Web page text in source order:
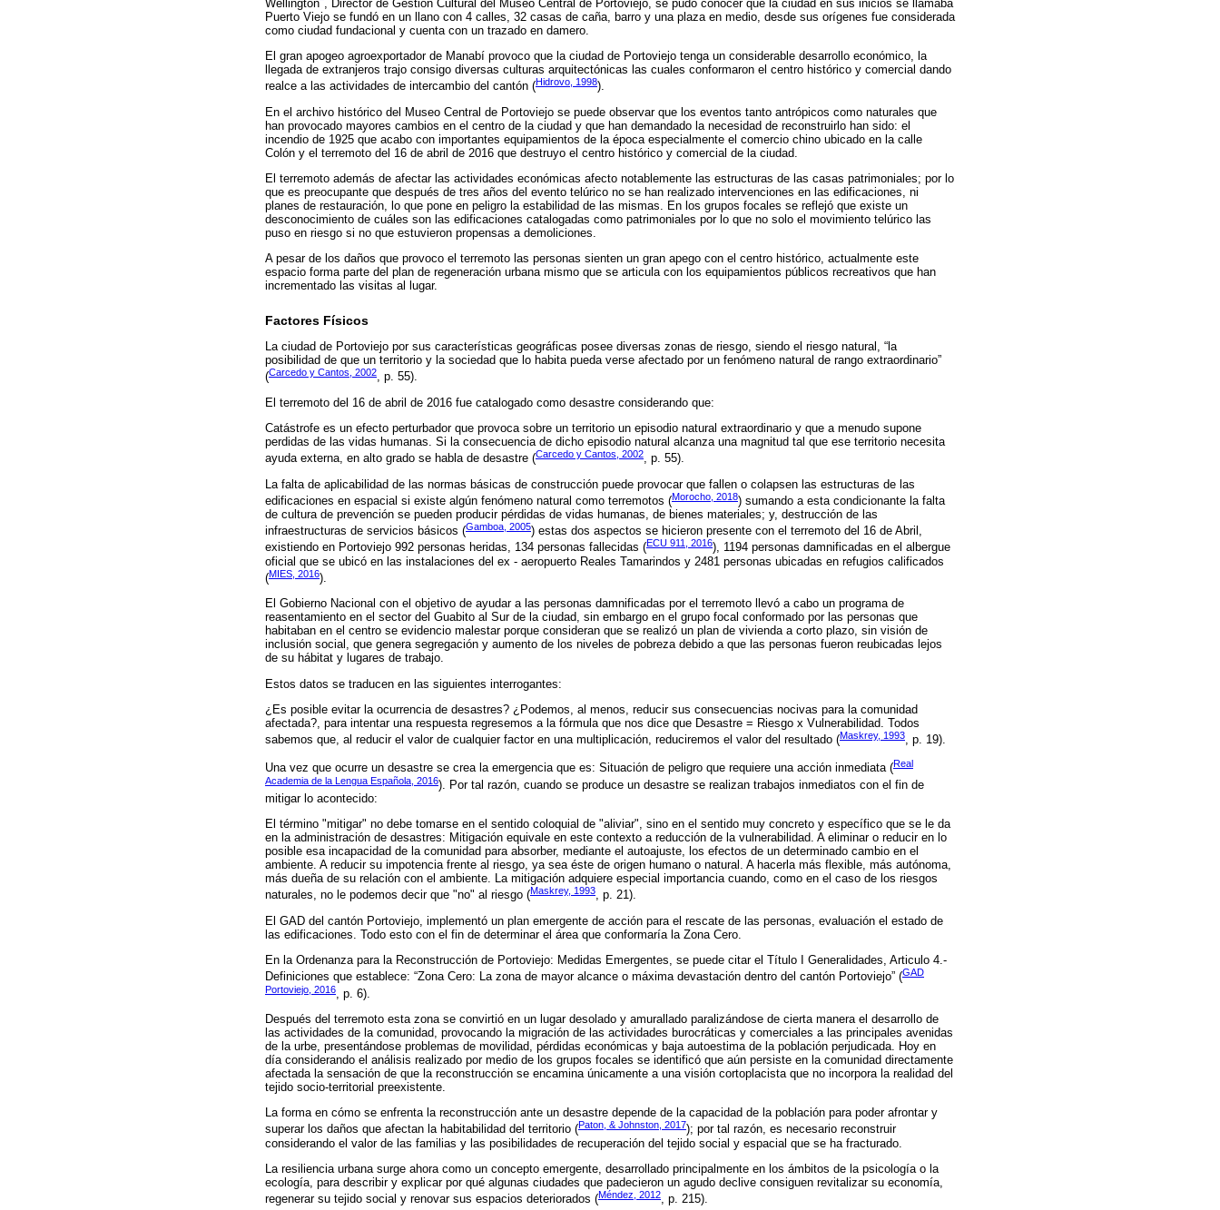
Wellington , Director de Gestión Cultural del Museo Central de Portoviejo, se pudo conocer que la ciudad en sus inicios se llamaba
Puerto Viejo se fundó en un llano con 4 calles, 32 casas de caña, barro y una plaza en medio, desde sus orígenes fue considerada
como ciudad fundacional y cuenta con un trazado en damero.
El gran apogeo agroexportador de Manabí provoco que la ciudad de Portoviejo tenga un considerable desarrollo económico, la
llegada de extranjeros trajo consigo diversas culturas arquitectónicas las cuales conformaron el centro histórico y comercial dando
realce a las actividades de intercambio del cantón (Hidrovo, 1998).
En el archivo histórico del Museo Central de Portoviejo se puede observar que los eventos tanto antrópicos como naturales que
han provocado mayores cambios en el centro de la ciudad y que han demandado la necesidad de reconstruirlo han sido: el
incendio de 1925 que acabo con importantes equipamientos de la época especialmente el comercio chino ubicado en la calle
Colón y el terremoto del 16 de abril de 2016 que destruyo el centro histórico y comercial de la ciudad.
El terremoto además de afectar las actividades económicas afecto notablemente las estructuras de las casas patrimoniales; por lo
que es preocupante que después de tres años del evento telúrico no se han realizado intervenciones en las edificaciones, ni
planes de restauración, lo que pone en peligro la estabilidad de las mismas. En los grupos focales se reflejó que existe un
desconocimiento de cuáles son las edificaciones catalogadas como patrimoniales por lo que no solo el movimiento telúrico las
puso en riesgo si no que estuvieron propensas a demoliciones.
A pesar de los daños que provoco el terremoto las personas sienten un gran apego con el centro histórico, actualmente este
espacio forma parte del plan de regeneración urbana mismo que se articula con los equipamientos públicos recreativos que han
incrementado las visitas al lugar.
Factores Físicos
La ciudad de Portoviejo por sus características geográficas posee diversas zonas de riesgo, siendo el riesgo natural, “la
posibilidad de que un territorio y la sociedad que lo habita pueda verse afectado por un fenómeno natural de rango extraordinario”
(Carcedo y Cantos, 2002, p. 55).
El terremoto del 16 de abril de 2016 fue catalogado como desastre considerando que:
Catástrofe es un efecto perturbador que provoca sobre un territorio un episodio natural extraordinario y que a menudo supone
perdidas de las vidas humanas. Si la consecuencia de dicho episodio natural alcanza una magnitud tal que ese territorio necesita
ayuda externa, en alto grado se habla de desastre (Carcedo y Cantos, 2002, p. 55).
La falta de aplicabilidad de las normas básicas de construcción puede provocar que fallen o colapsen las estructuras de las
edificaciones en espacial si existe algún fenómeno natural como terremotos (Morocho, 2018) sumando a esta condicionante la falta
de cultura de prevención se pueden producir pérdidas de vidas humanas, de bienes materiales; y, destrucción de las
infraestructuras de servicios básicos (Gamboa, 2005) estas dos aspectos se hicieron presente con el terremoto del 16 de Abril,
existiendo en Portoviejo 992 personas heridas, 134 personas fallecidas (ECU 911, 2016), 1194 personas damnificadas en el albergue
oficial que se ubicó en las instalaciones del ex - aeropuerto Reales Tamarindos y 2481 personas ubicadas en refugios calificados
(MIES, 2016).
El Gobierno Nacional con el objetivo de ayudar a las personas damnificadas por el terremoto llevó a cabo un programa de
reasentamiento en el sector del Guabito al Sur de la ciudad, sin embargo en el grupo focal conformado por las personas que
habitaban en el centro se evidencio malestar porque consideran que se realizó un plan de vivienda a corto plazo, sin visión de
inclusión social, que genera segregación y aumento de los niveles de pobreza debido a que las personas fueron reubicadas lejos
de su hábitat y lugares de trabajo.
Estos datos se traducen en las siguientes interrogantes:
¿Es posible evitar la ocurrencia de desastres? ¿Podemos, al menos, reducir sus consecuencias nocivas para la comunidad
afectada?, para intentar una respuesta regresemos a la fórmula que nos dice que Desastre = Riesgo x Vulnerabilidad. Todos
sabemos que, al reducir el valor de cualquier factor en una multiplicación, reduciremos el valor del resultado (Maskrey, 1993, p. 19).
Una vez que ocurre un desastre se crea la emergencia que es: Situación de peligro que requiere una acción inmediata (Real
Academia de la Lengua Española, 2016). Por tal razón, cuando se produce un desastre se realizan trabajos inmediatos con el fin de
mitigar lo acontecido:
El término "mitigar" no debe tomarse en el sentido coloquial de "aliviar", sino en el sentido muy concreto y específico que se le da
en la administración de desastres: Mitigación equivale en este contexto a reducción de la vulnerabilidad. A eliminar o reducir en lo
posible esa incapacidad de la comunidad para absorber, mediante el autoajuste, los efectos de un determinado cambio en el
ambiente. A reducir su impotencia frente al riesgo, ya sea éste de origen humano o natural. A hacerla más flexible, más autónoma,
más dueña de su relación con el ambiente. La mitigación adquiere especial importancia cuando, como en el caso de los riesgos
naturales, no le podemos decir que "no" al riesgo (Maskrey, 1993, p. 21).
El GAD del cantón Portoviejo, implementó un plan emergente de acción para el rescate de las personas, evaluación el estado de
las edificaciones. Todo esto con el fin de determinar el área que conformaría la Zona Cero.
En la Ordenanza para la Reconstrucción de Portoviejo: Medidas Emergentes, se puede citar el Título I Generalidades, Articulo 4.-
Definiciones que establece: “Zona Cero: La zona de mayor alcance o máxima devastación dentro del cantón Portoviejo” (GAD
Portoviejo, 2016
, p. 6).
Después del terremoto esta zona se convirtió en un lugar desolado y amurallado paralizándose de cierta manera el desarrollo de
las actividades de la comunidad, provocando la migración de las actividades burocráticas y comerciales a las principales avenidas
de la urbe, presentándose problemas de movilidad, pérdidas económicas y baja autoestima de la población perjudicada. Hoy en
día considerando el análisis realizado por medio de los grupos focales se identificó que aún persiste en la comunidad directamente
afectada la sensación de que la reconstrucción se encamina únicamente a una visión cortoplacista que no incorpora la realidad del
tejido socio-territorial preexistente.
La forma en cómo se enfrenta la reconstrucción ante un desastre depende de la capacidad de la población para poder afrontar y
superar los daños que afectan la habitabilidad del territorio (Paton, & Johnston, 2017); por tal razón, es necesario reconstruir
considerando el valor de las familias y las posibilidades de recuperación del tejido social y espacial que se ha fracturado.
La resiliencia urbana surge ahora como un concepto emergente, desarrollado principalmente en los ámbitos de la psicología o la
ecología, para describir y explicar por qué algunas ciudades que padecieron un agudo declive consiguen revitalizar su economía,
regenerar su tejido social y renovar sus espacios deteriorados (Méndez, 2012, p. 215).